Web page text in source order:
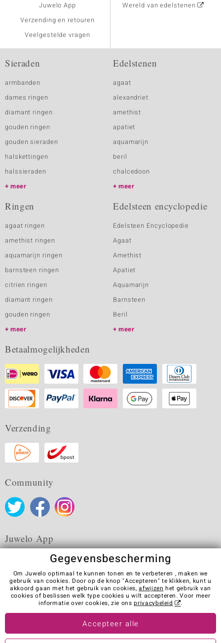
Juwelo App
Verzending en retouren
Veelgestelde vragen
Wereld van edelstenen
Sieraden
armbanden
dames ringen
diamant ringen
gouden ringen
gouden sieraden
halskettingen
halssieraden
meer
Edelstenen
agaat
alexandriet
amethist
apatiet
aquamarijn
beril
chalcedoon
meer
Ringen
agaat ringen
amethist ringen
aquamarijn ringen
barnsteen ringen
citrien ringen
diamant ringen
gouden ringen
meer
Edelsteen encyclopedie
Edelsteen Encyclopedie
Agaat
Amethist
Apatiet
Aquamarijn
Barnsteen
Beril
meer
Betaalmogelijkheden
Verzending
Community
Juwelo App
Algemene verkoopvoorwaarden Privacybeleid
Cookies
Colofon
Contact
Contract herroepen
Visit our stores in other countries:
Gegevensbescherming
Om Juwelo optimaal te kunnen tonen en te verbeteren , maken we
gebruik van cookies. Door op de knop "Accepteren" te klikken, kunt u
akkoord gaan met het gebruik van cookies,afwijzen het gebruik van
cookies of beslissen welk type cookies u wilt accepteren. Voor meer
informatie over cookies, zie onsprivacybeleid .
Accepteer alle